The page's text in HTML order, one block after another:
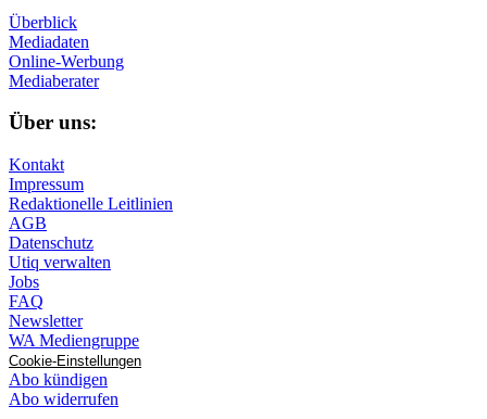
Überblick
Mediadaten
Online-Werbung
Mediaberater
Über uns:
Kontakt
Impressum
Redaktionelle Leitlinien
AGB
Datenschutz
Utiq verwalten
Jobs
FAQ
Newsletter
WA Mediengruppe
Cookie-Einstellungen
Abo kündigen
Abo widerrufen